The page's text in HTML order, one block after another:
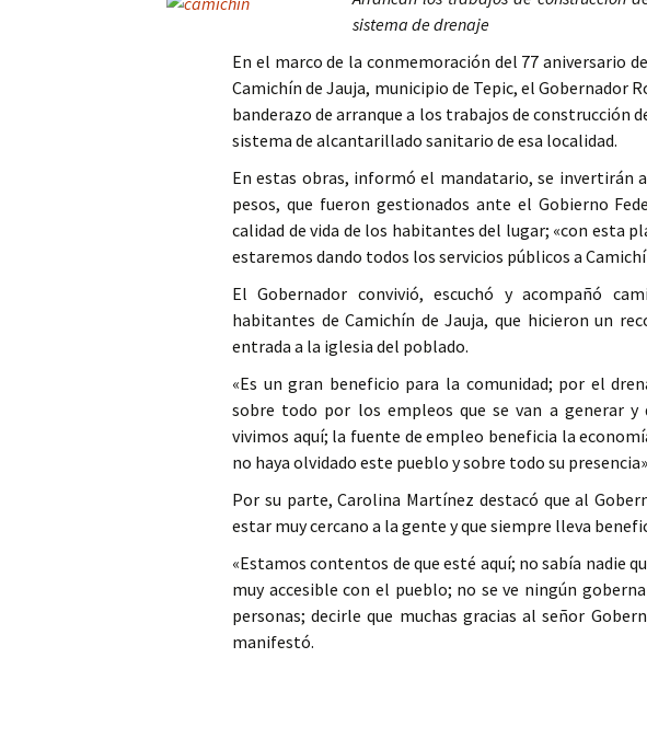
Opinión
sistema de drenaje
En el marco de la conmemoración del 77 aniversario
Camichín de Jauja, municipio de Tepic, el Gobernador
banderazo de arranque a los trabajos de construcción
sistema de alcantarillado sanitario de esa localidad.
En estas obras, informó el mandatario, se invertirán
pesos, que fueron gestionados ante el Gobierno
calidad de vida de los habitantes del lugar; «con esta
estaremos dando todos los servicios públicos a
El Gobernador convivió, escuchó y acompañó
habitantes de Camichín de Jauja, que hicieron un
entrada a la iglesia del poblado.
«Es un gran beneficio para la comunidad; por el
sobre todo por los empleos que se van a generar y
vivimos aquí; la fuente de empleo beneficia la
no haya olvidado este pueblo y sobre todo su
Por su parte, Carolina Martínez destacó que al
estar muy cercano a la gente y que siempre lleva
«Estamos contentos de que esté aquí; no sabía nadie
muy accesible con el pueblo; no se ve ningún
personas; decirle que muchas gracias al señor
manifestó.